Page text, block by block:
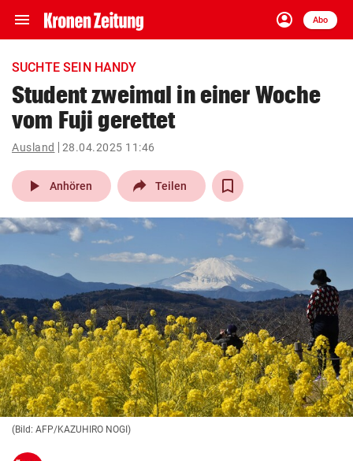
menu Navigation
ein-/ausklappen
account_circle
Anmelden
Abo
close Schließen
account_circle Anmelden
pin_drop
Wien arrow_right
bookmark
search
Suchbegriff
© Krone Multimedia GmbH & Co KG 2026
Muthgasse 2, 1190 Wien
SUCHTE SEIN HANDY
Student zweimal in einer Woche
vom Fuji gerettet
Ausland 28.04.2025 11:46
play_arrow Anhören Teilen
(Bild: AFP/KAZUHIRO NOGI)